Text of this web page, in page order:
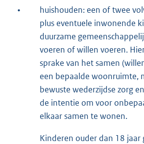
•
huishouden: een of twee
plus eventuele inwonende
duurzame
voeren of willen voeren.
sprake van het samen
een bepaalde woonruimte,
bewuste wederzijdse zorg
de intentie om voor
elkaar samen te wonen.
Kinderen ouder dan 18 jaar